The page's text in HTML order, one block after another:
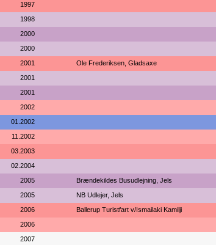
1997
1998
2000
2000
2001 Ole Frederiksen, Gladsaxe
2001
2001
2002
01.2002
11.2002
03.2003
02.2004
2005 Brændekildes Busudlejning, Jels
2005 NB Udlejer, Jels
2006 Ballerup Turistfart v/Ismailaki Kamilji
2006
2007